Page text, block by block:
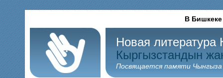
В Бишкеке
Новая литература
Кыргызстандын
Посвящается памяти